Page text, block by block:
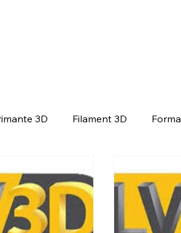
3D Filament 3D